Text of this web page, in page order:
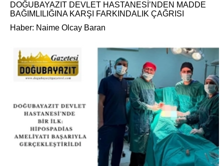
DOĞUBAYAZIT DEVLET HASTANESİ’NDEN MADDE
BAĞIMLILIĞINA KARŞI FARKINDALIK ÇAĞRISI
Haber: Naime Olcay Baran